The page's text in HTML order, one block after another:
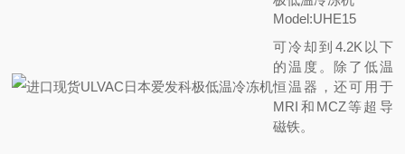
Model:UHE15
可冷却到4.2K以下
的温度。除了低温
恒温器，还可用于
MRI和MCZ等超导
磁铁。